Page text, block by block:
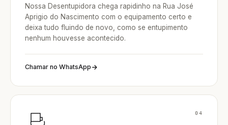
Nossa Desentupidora chega rapidinho na Rua José
Aprigio do Nascimento com o equipamento certo e
deixa tudo fluindo de novo, como se entupimento
nenhum houvesse acontecido.
Chamar no WhatsApp
04